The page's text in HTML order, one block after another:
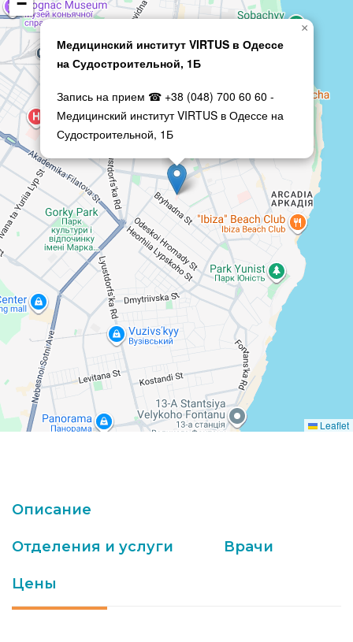
Медицинский институт VIRTUS в Одессе
на Судостроительной, 1Б
Запись на прием ☎ +38 (048) 700 60 60 -
Медицинский институт VIRTUS в Одессе на
Судостроительной, 1Б
×
Leaflet
Описание
Отделения и услуги Врачи
Цены